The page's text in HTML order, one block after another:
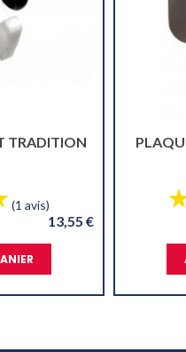
TRADITION
(1 avis)
13,55 €